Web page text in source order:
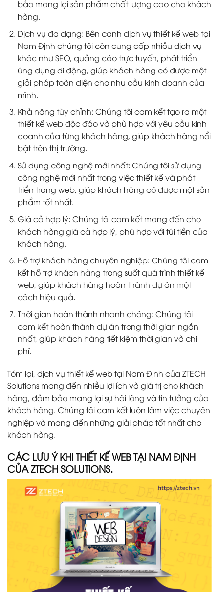
bảo mang lại sản phẩm chất lượng cao cho khách
hàng.
Dịch vụ đa dạng: Bên cạnh dịch vụ thiết kế web tại
Nam Định chúng tôi còn cung cấp nhiều dịch vụ
khác như SEO, quảng cáo trực tuyến, phát triển
ứng dụng di động, giúp khách hàng có được một
giải pháp toàn diện cho nhu cầu kinh doanh của
mình.
Khả năng tùy chỉnh: Chúng tôi cam kết tạo ra một
thiết kế web độc đáo và phù hợp với yêu cầu kinh
doanh của từng khách hàng, giúp khách hàng nổi
bật trên thị trường.
Sử dụng công nghệ mới nhất: Chúng tôi sử dụng
công nghệ mới nhất trong việc thiết kế và phát
triển trang web, giúp khách hàng có được một sản
phẩm tốt nhất.
Giá cả hợp lý: Chúng tôi cam kết mang đến cho
khách hàng giá cả hợp lý, phù hợp với túi tiền của
khách hàng.
Hỗ trợ khách hàng chuyên nghiệp: Chúng tôi cam
kết hỗ trợ khách hàng trong suốt quá trình thiết kế
web, giúp khách hàng hoàn thành dự án một
cách hiệu quả.
Thời gian hoàn thành nhanh chóng: Chúng tôi
cam kết hoàn thành dự án trong thời gian ngắn
nhất, giúp khách hàng tiết kiệm thời gian và chi
phí.
Tóm lại, dịch vụ thiết kế web tại Nam Định của ZTECH
Solutions mang đến nhiều lợi ích và giá trị cho khách
hàng, đảm bảo mang lại sự hài lòng và tin tưởng của
khách hàng. Chúng tôi cam kết luôn làm việc chuyên
nghiệp và mang đến những giải pháp tốt nhất cho
khách hàng.
CÁC LƯU Ý KHI THIẾT KẾ WEB TẠI NAM ĐỊNH
CỦA ZTECH SOLUTIONS.